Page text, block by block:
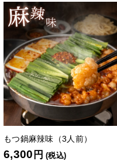
もつ鍋麻辣味（3人前）
6,300 円 (税込)